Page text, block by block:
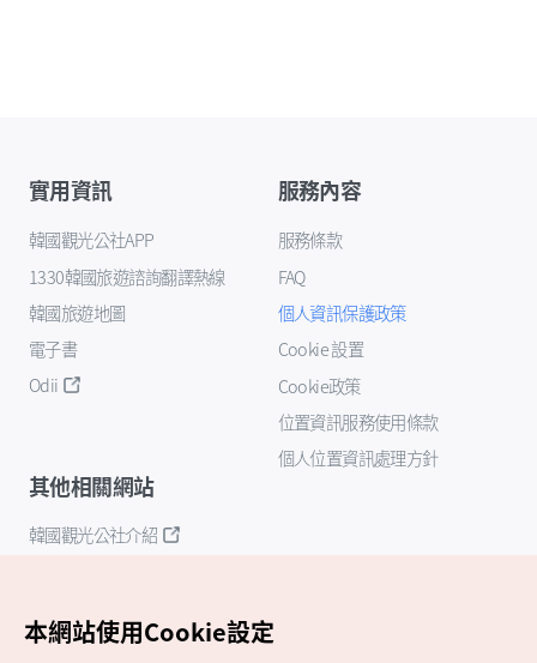
實用資訊
韓國觀光公社APP
1330韓國旅遊諮詢翻譯熱線
韓國旅遊地圖
電子書
Odii
服務內容
服務條款
FAQ
個人資訊保護政策
Cookie 設置
Cookie政策
位置資訊服務使用條款
個人位置資訊處理方針
其他相關網站
韓國觀光公社介紹
本網站使用Cookie設定